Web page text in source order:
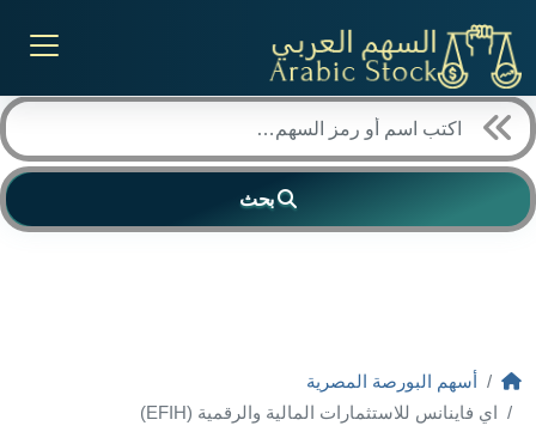
بحث
أسهم البورصة المصرية
اي فاينانس للاستثمارات المالية والرقمية (EFIH)